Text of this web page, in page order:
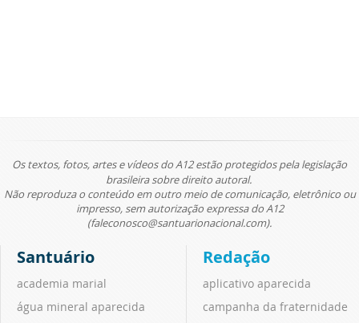
Os textos, fotos, artes e vídeos do A12 estão protegidos pela legislação
brasileira sobre direito autoral.
Não reproduza o conteúdo em outro meio de comunicação, eletrônico ou
impresso, sem autorização expressa do A12
(faleconosco@santuarionacional.com).
Santuário
academia marial
água mineral aparecida
Redação
aplicativo aparecida
campanha da fraternidade